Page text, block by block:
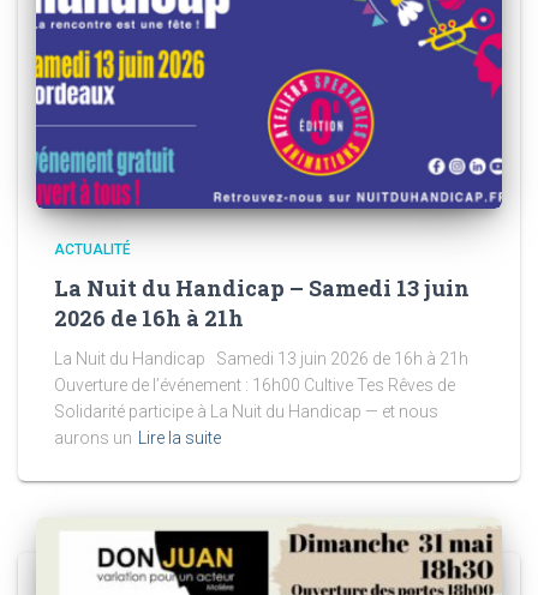
ACTUALITÉ
La Nuit du Handicap – Samedi 13 juin
2026 de 16h à 21h
La Nuit du Handicap Samedi 13 juin 2026 de 16h à 21h
Ouverture de l’événement : 16h00 Cultive Tes Rêves de
Solidarité participe à La Nuit du Handicap — et nous
aurons un
Lire la suite